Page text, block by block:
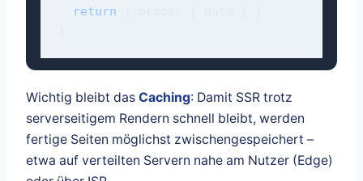
return
Wichtig bleibt das Caching: Damit SSR trotz
serverseitigem Rendern schnell bleibt, werden
fertige Seiten möglichst zwischengespeichert –
etwa auf verteilten Servern nahe am Nutzer (Edge)